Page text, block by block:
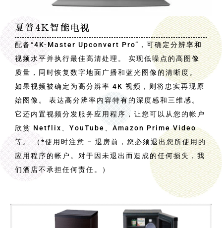
夏普4K智能电视
配备“4K-Master Upconvert Pro”，可确定分辨率和
视频水平并执行最佳高清处理。 实现低噪点的高图像
质量，同时恢复数字地面广播和蓝光图像的清晰度。
如果视频被确定为高分辨率 4K 视频，则将忠实再现原
始图像。 表达高分辨率内容特有的深度感和三维感。
它还内置视频分发服务应用程序，让您可以从您的帐户
欣赏 Netflix、YouTube、Amazon Prime Video
等。 （*使用时注意 – 退房前，您必须退出您所使用的
应用程序的帐户。对于因未退出而造成的任何损失，我
们酒店不承担任何责任。）